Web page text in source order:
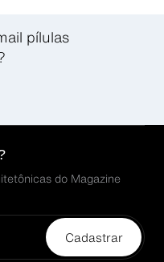
pílulas
do Magazine
Cadastrar